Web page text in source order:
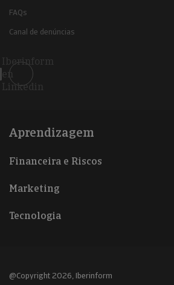
FAQs
Canal de denúncias
Iberinform
en
Linkedin
Aprendizagem
Financeira e Riscos
Marketing
Tecnologia
@Copyright 2026, Iberinform